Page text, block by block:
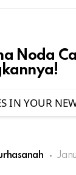
Noda
IN YOUR